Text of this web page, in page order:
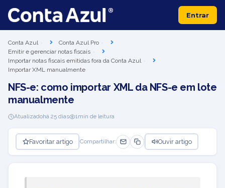
Entrar
Conta Azul
Conta Azul Pro
Emitir e gerenciar notas fiscais
Importar notas fiscais emitidas fora da Conta Azul
Importar XML manualmente
NFS-e: como importar XML da NFS-e em lote
manualmente
Atualizadohá 25 dias 1min de leitura
Favoritar artigo Compartilhar: Ouvir artigo